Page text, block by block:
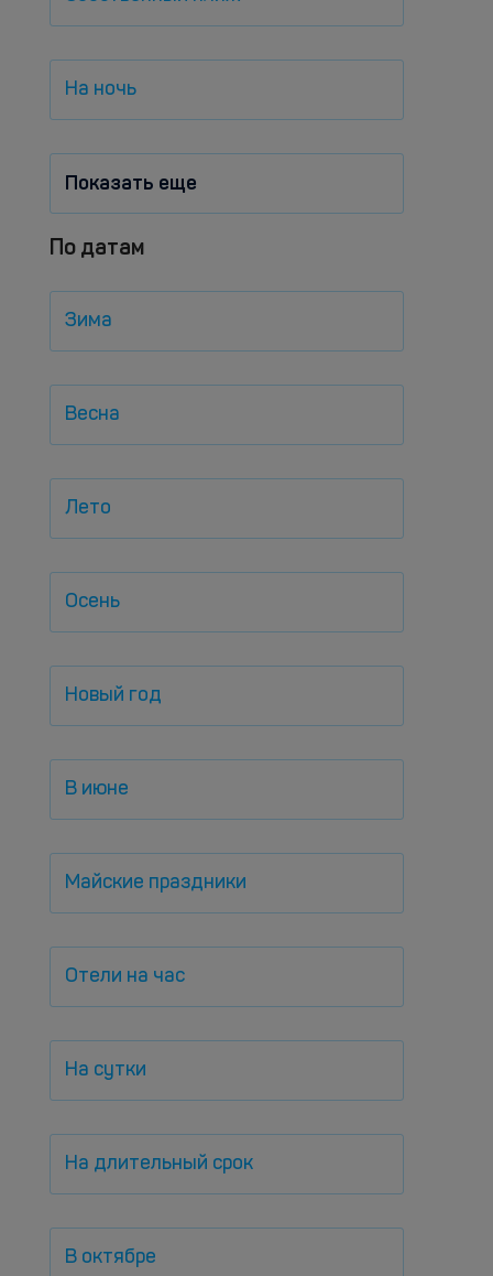
На ночь
Показать еще
По датам
Зима
Весна
Лето
Осень
Новый год
В июне
Майские праздники
Отели на час
На сутки
На длительный срок
В октябре